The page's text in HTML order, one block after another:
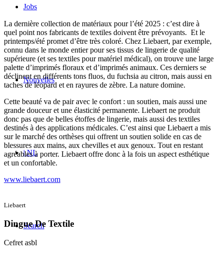
Jobs
Nouvelles
| NL
Search
La dernière collection de matériaux pour l’été 2025 : c’est dire à
quel point nos fabricants de textiles doivent être prévoyants. Et le
printemps/été promet d’être très coloré. Chez Liebaert, par exemple,
connu dans le monde entier pour ses tissus de lingerie de qualité
supérieure (et ses textiles pour matériel médical), on trouve une large
palette d’imprimés floraux et d’imprimés animaux. Ces derniers se
déclinent en différents tons fluos, du fuchsia au citron, mais aussi en
taches de léopard et en rayures de zèbre. La nature domine.
Cette beauté va de pair avec le confort : un soutien, mais aussi une
grande douceur et une élasticité permanente. Liebaert ne produit
donc pas que de belles étoffes de lingerie, mais aussi des textiles
destinés à des applications médicales. C’est ainsi que Liebaert a mis
sur le marché des orthèses qui offrent un soutien solide en cas de
blessures aux mains, aux chevilles et aux genoux. Tout en restant
agréables à porter. Liebaert offre donc à la fois un aspect esthétique
et un confortable.
www.liebaert.com
Liebaert
Dingue De Textile
Cefret asbl